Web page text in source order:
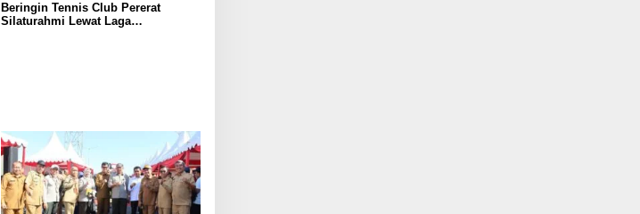
Beringin Tennis Club Pererat
Silaturahmi Lewat Laga